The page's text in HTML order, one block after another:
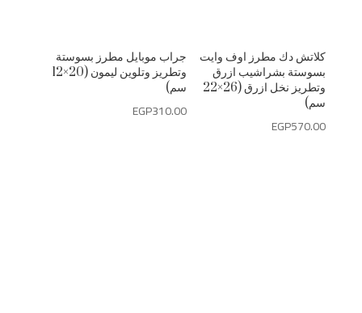
جراب موبايل مطرز بسوستة
وتطريز وتلوين ليمون (20×12
سم)
EGP310.00
كلاتش دك مطرز اوف وايت
بسوستة بشراشيب ازرق
وتطريز نخل ازرق (26×22
سم)
EGP570.00